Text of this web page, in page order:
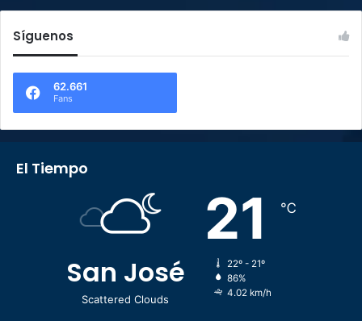
Síguenos
62.661
Fans
El Tiempo
San José
Scattered Clouds
21 ℃
22º - 21º
86%
4.02 km/h